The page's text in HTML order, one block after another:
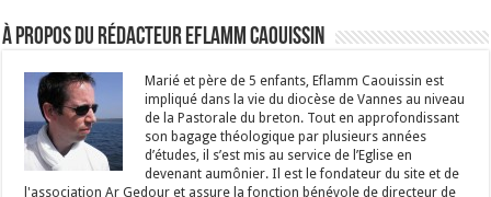
À propos du rédacteur Eflamm Caouissin
Marié et père de 5 enfants, Eflamm Caouissin est
impliqué dans la vie du diocèse de Vannes au niveau
de la Pastorale du breton. Tout en approfondissant
son bagage théologique par plusieurs années
d’études, il s’est mis au service de l’Eglise en
devenant aumônier. Il est le fondateur du site et de
l'association Ar Gedour et assure la fonction bénévole de directeur de